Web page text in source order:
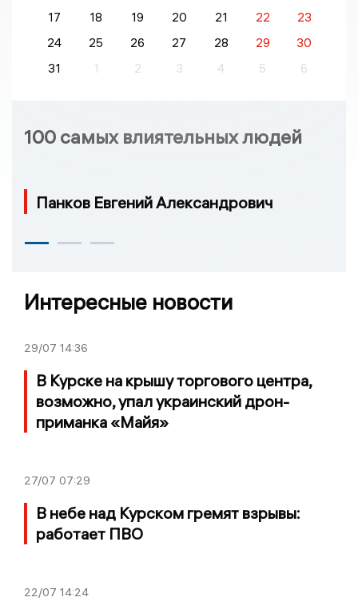
17
18 19 20 21 22
23
24
25 26 27 28 29
30
31
1 2 3 4 5 6
100 самых влиятельных людей
Панков Евгений Александрович
Интересные новости
29/07 14:36
В Курске на крышу торгового центра,
возможно, упал украинский дрон-
приманка «Майя»
27/07 07:29
В небе над Курском гремят взрывы:
работает ПВО
22/07 14:24